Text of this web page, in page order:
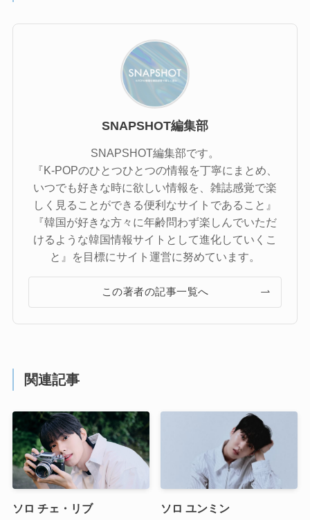
SNAPSHOT編集部
SNAPSHOT編集部です。
『K-POPのひとつひとつの情報を丁寧にまとめ、
いつでも好きな時に欲しい情報を、雑誌感覚で楽
しく見ることができる便利なサイトであること』
『韓国が好きな方々に年齢問わず楽しんでいただ
けるような韓国情報サイトとして進化していくこ
と』を目標にサイト運営に努めています。
この著者の記事一覧へ
関連記事
ソロ チェ・リブ ソロ ユンミン